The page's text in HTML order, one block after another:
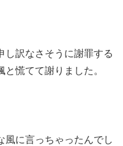
し訳なさそうに謝罪する
慌てて謝りました。
風に言っちゃったんでし